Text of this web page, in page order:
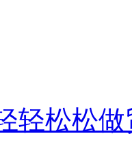
轻松松